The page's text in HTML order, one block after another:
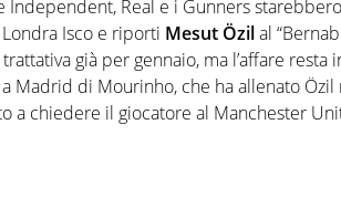
Independent, Real e i Gunners
Isco e riporti Mesut Özilal
già per gennaio, ma l’affare
Madrid di Mourinho, che ha allenato Özil
a chiedere il giocatore al Manchester